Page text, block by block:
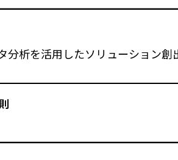
析を活用したソリューション創